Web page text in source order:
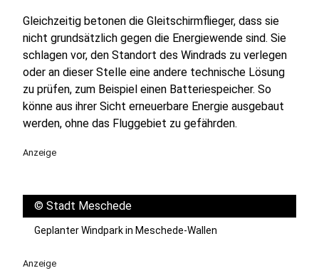
Gleichzeitig betonen die Gleitschirmflieger, dass sie
nicht grundsätzlich gegen die Energiewende sind. Sie
schlagen vor, den Standort des Windrads zu verlegen
oder an dieser Stelle eine andere technische Lösung
zu prüfen, zum Beispiel einen Batteriespeicher. So
könne aus ihrer Sicht erneuerbare Energie ausgebaut
werden, ohne das Fluggebiet zu gefährden.
Anzeige
© Stadt Meschede
Geplanter Windpark in Meschede-Wallen
Anzeige